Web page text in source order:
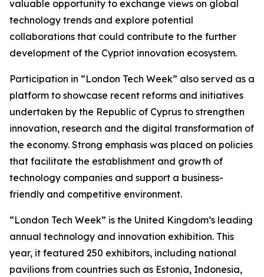
valuable opportunity to exchange views on global
technology trends and explore potential
collaborations that could contribute to the further
development of the Cypriot innovation ecosystem.
Participation in “London Tech Week” also served as a
platform to showcase recent reforms and initiatives
undertaken by the Republic of Cyprus to strengthen
innovation, research and the digital transformation of
the economy. Strong emphasis was placed on policies
that facilitate the establishment and growth of
technology companies and support a business-
friendly and competitive environment.
“London Tech Week” is the United Kingdom’s leading
annual technology and innovation exhibition. This
year, it featured 250 exhibitors, including national
pavilions from countries such as Estonia, Indonesia,